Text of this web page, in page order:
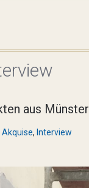
aus Münster
Akquise, Interview